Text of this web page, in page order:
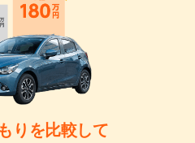
りを比較して